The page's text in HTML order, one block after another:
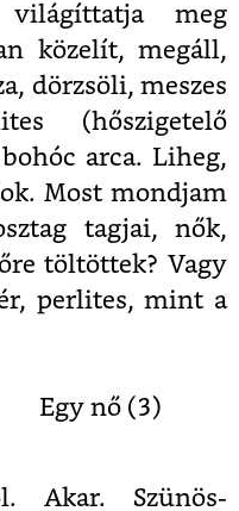
meg
közelít, megáll,
dörzsöli, meszes
(hőszigetelő
arca. Liheg,
Most mondjam
tagjai, nők,
töltöttek? Vagy
perlites, mint a
(3)
Akar. Szünös-